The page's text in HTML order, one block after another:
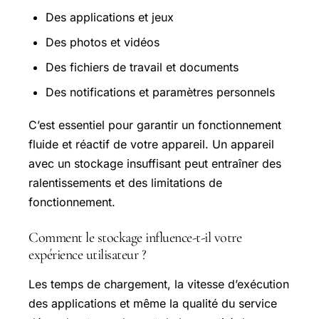
Des applications et jeux
Des photos et vidéos
Des fichiers de travail et documents
Des notifications et paramètres personnels
C’est essentiel pour garantir un fonctionnement
fluide et réactif de votre appareil. Un appareil
avec un stockage insuffisant peut entraîner des
ralentissements et des limitations de
fonctionnement.
Comment le stockage influence-t-il votre
expérience utilisateur ?
Les temps de chargement, la vitesse d’exécution
des applications et même la qualité du service